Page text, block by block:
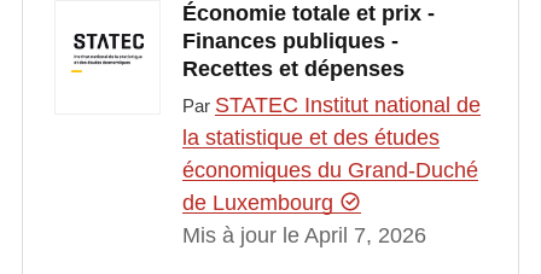
Économie totale et prix -
Finances publiques -
Recettes et dépenses
Par STATEC Institut national de
la statistique et des études
économiques du Grand-Duché
de Luxembourg
Mis à jour le April 7, 2026